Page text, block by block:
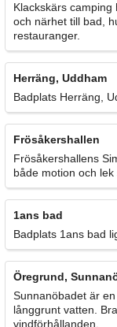
Klackskärs
och närhet till bad,
restauranger.
Herräng, Uddham
Badplats Herräng,
Frösåkershallen
Frösåkershallens
både motion och lek
1ans bad
Badplats 1ans bad
Öregrund,
Sunnanöbadet är
långgrunt vatten.
vindförhållanden.